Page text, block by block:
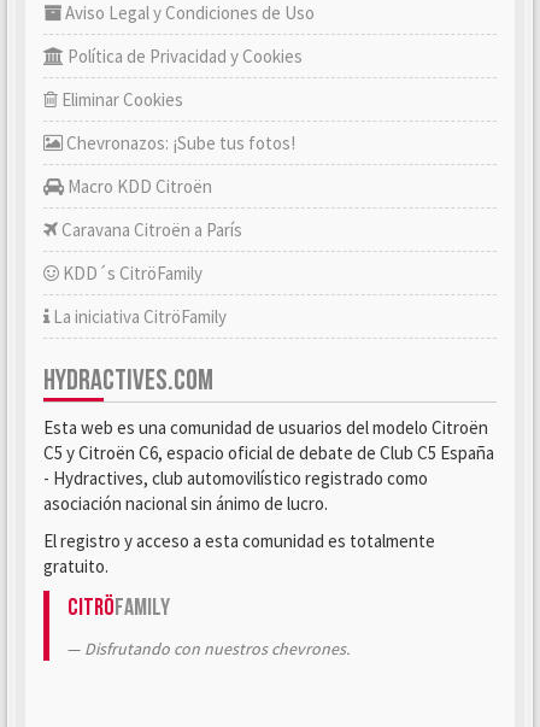
Aviso Legal y Condiciones de Uso
Política de Privacidad y Cookies
Eliminar Cookies
Chevronazos: ¡Sube tus fotos!
Macro KDD Citroën
Caravana Citroën a París
KDD´s CitröFamily
La iniciativa CitröFamily
HYDRACTIVES.COM
Esta web es una comunidad de usuarios del modelo Citroën
C5 y Citroën C6, espacio oficial de debate de Club C5 España
- Hydractives, club automovilístico registrado como
asociación nacional sin ánimo de lucro.
El registro y acceso a esta comunidad es totalmente
gratuito.
CitröFamily
Disfrutando con nuestros chevrones.